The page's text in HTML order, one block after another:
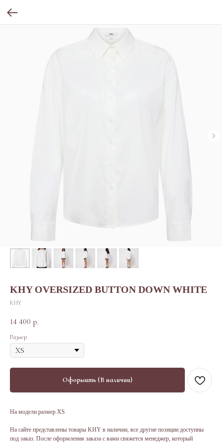
KHY OVERSIZED BUTTON DOWN WHITE
KHY
14 400 р.
Размер
Оформить (В наличии)
На модели размер XS
На сайте представлены товары KHY в наличии, все другие позиции доступны
под заказ. После оформления заказа с вами свяжется менеджер, который